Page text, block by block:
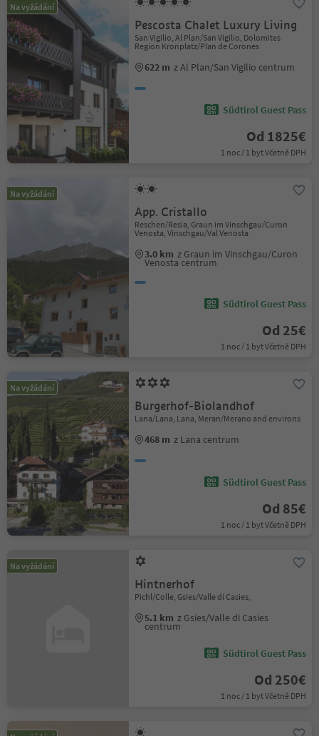
Na vyžádání
Pescosta Chalet Luxury Living
San Vigilio, Al Plan/San Vigilio, Dolomites
Region Kronplatz/Plan de Corones
622 m z Al Plan/San Vigilio centrum
Südtirol Guest Pass
Od 1825€
1 noc / 1 byt Včetně DPH
Na vyžádání
App. Cristallo
Reschen/Resia, Graun im Vinschgau/Curon
Venosta, Vinschgau/Val Venosta
3.0 km z Graun im Vinschgau/Curon
Venosta centrum
Südtirol Guest Pass
Od 25€
1 noc / 1 byt Včetně DPH
Na vyžádání
Burgerhof-Biolandhof
Lana/Lana, Lana, Meran/Merano and environs
468 m z Lana centrum
Südtirol Guest Pass
Od 85€
1 noc / 1 byt Včetně DPH
Na vyžádání
Hintnerhof
Pichl/Colle, Gsies/Valle di Casies,
5.1 km z Gsies/Valle di Casies
centrum
Südtirol Guest Pass
Od 250€
1 noc / 1 byt Včetně DPH